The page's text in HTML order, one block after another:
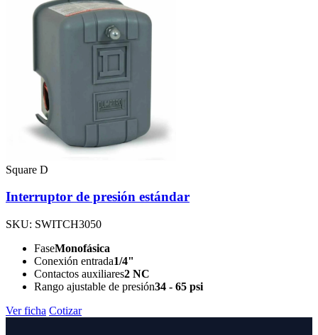
Square D
Interruptor de presión estándar
SKU: SWITCH3050
FaseMonofásica
Conexión entrada1/4"
Contactos auxiliares2 NC
Rango ajustable de presión34 - 65 psi
Ver ficha Cotizar